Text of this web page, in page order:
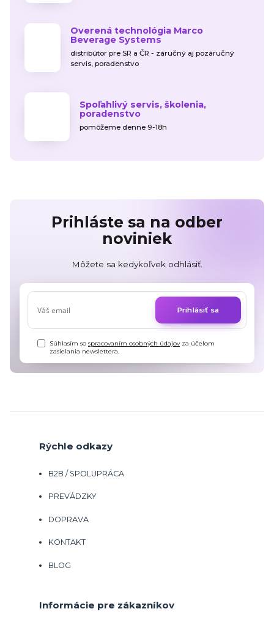
Overená technológia Marco
Beverage Systems
distribútor pre SR a ČR - záručný aj pozáručný
servis, poradenstvo
Spoľahlivý servis, školenia,
poradenstvo
pomôžeme denne 9-18h
Prihláste sa na odber
noviniek
Môžete sa kedykoľvek odhlásiť.
Prihlásiť sa
Súhlasím sospracovaním osobných údajovza účelom
zasielania newslettera.
Rýchle odkazy
B2B / SPOLUPRÁCA
PREVÁDZKY
DOPRAVA
KONTAKT
BLOG
Informácie pre zákazníkov